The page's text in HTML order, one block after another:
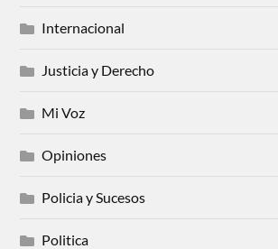
Internacional
Justicia y Derecho
Mi Voz
Opiniones
Policia y Sucesos
Politica